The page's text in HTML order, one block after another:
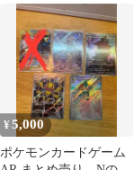
¥5,000
ポケモンカードゲーム